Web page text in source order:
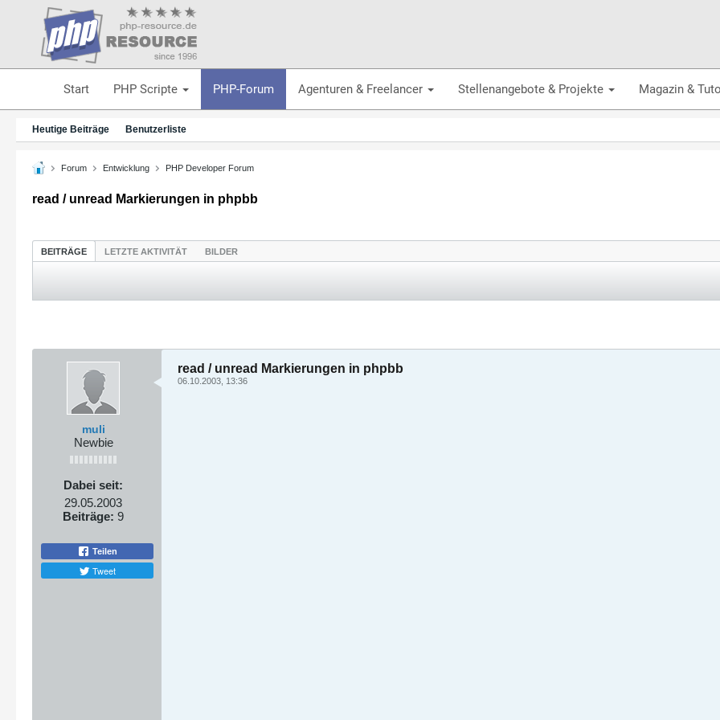
Start PHP Scripte PHP-Forum Agenturen & Freelancer Stellenangebote & Projekte Magazin &
Heutige Beiträge Benutzerliste
Forum Entwicklung PHP Developer Forum
read / unread Markierungen in phpbb
BEITRÄGE LETZTE AKTIVITÄT BILDER
muli
Newbie
Dabei seit:
29.05.2003
Beiträge: 9
Teilen
Tweet
read / unread Markierungen in phpbb
06.10.2003, 13:36